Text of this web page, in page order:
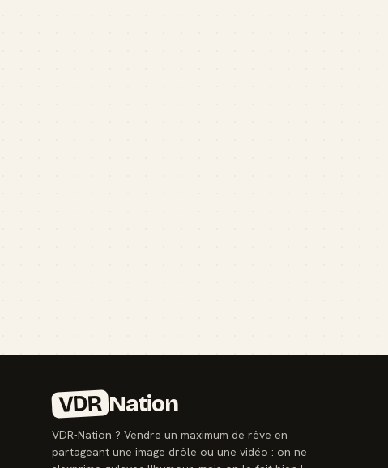
VDR Nation
VDR-Nation ? Vendre un maximum de rêve en
partageant une image drôle ou une vidéo : on ne